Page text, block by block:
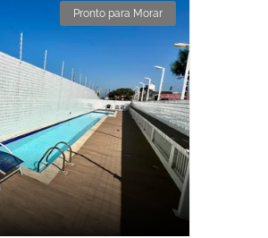
Pronto para Morar